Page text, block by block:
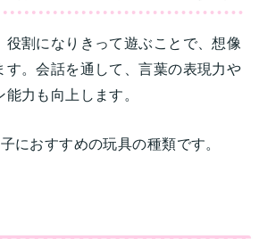
役割になりきって遊ぶことで、想像
す。会話を通して、言葉の表現力や
力も向上します。
におすすめの玩具の種類です。